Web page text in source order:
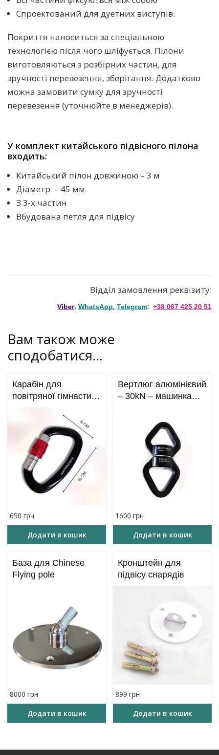
Спроектований для дуетних виступів.
Покриття наноситься за спеціальною
технологією після чого шліфується. Пілони
виготовляються з розбірних частин, для
зручності перевезення, зберігання. Додатково
можна замовити сумку для зручності
перевезення (уточнюйте в менеджерів).
У комплект китайського підвісного пілона
входить:
Китайський пілон довжиною – 3 м
Діаметр – 45 мм
З 3-х частин
Вбудована петля для підвісу
Відділ замовлення реквізиту:
Viber, WhatsApp, Telegram: +38 067 425 20 51
Вам також може
сподобатися…
Карабін для
повітряної гімнастики
650 грн
Додати в кошик
Вертлюг алюмінієвий
– 30kN – машинка
1600 грн
Додати в кошик
База для Chinese
Flying pole
8000 грн
Додати в кошик
Кронштейн для
підвісу снарядів
899 грн
Додати в кошик